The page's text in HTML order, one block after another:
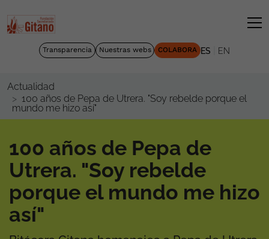
Transparencia Nuestras webs COLABORA ES EN
Actualidad
100 años de Pepa de Utrera. "Soy rebelde porque el
mundo me hizo así"
100 años de Pepa de
Utrera. "Soy rebelde
porque el mundo me hizo
así"